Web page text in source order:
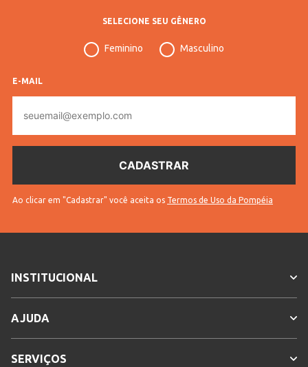
SELECIONE SEU GÊNERO
Feminino Masculino
E-MAIL
mail
Ao clicar em "Cadastrar" você aceita os Termos de Uso da Pompéia
INSTITUCIONAL
AJUDA
SERVIÇOS